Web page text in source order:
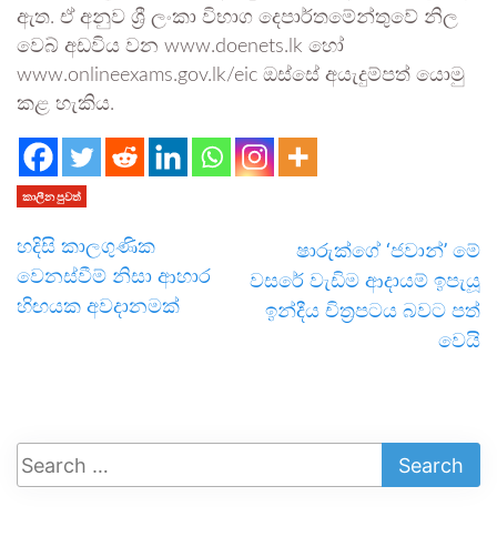
ඇත. ඒ අනුව ශ්‍රී ලංකා විභාග දෙපාර්තමේන්තුවේ නිල
වෙබ් අඩවිය වන www.doenets.lk හෝ
www.onlineexams.gov.lk/eic ඔස්සේ අයැදුම්පත් යොමු
කළ හැකිය.
කාලීන පුවත්
හදිසි කාලගුණික
වෙනස්වීම් නිසා ආහාර
හිඟයක අවදානමක්
ෂාරුක්ගේ ‘ජවාන්’ මේ
වසරේ වැඩිම ආදායම් ඉපැයූ
ඉන්දීය චිත්‍රපටය බවට පත්
වෙයි